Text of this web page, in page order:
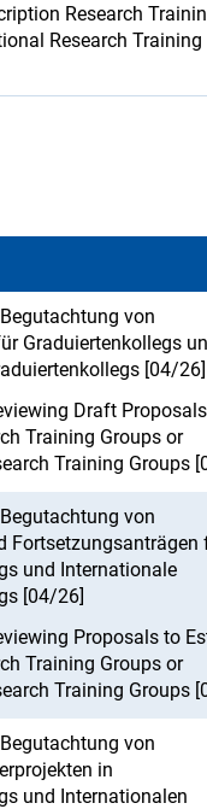
Research
Research Training
von
Graduiertenkollegs
[04/26]
Draft
Training Groups or
Training Groups
von
Fortsetzungsanträgen
und Internationale
[04/26]
Proposals to
Training Groups or
Training Groups
von
in
und Internationalen